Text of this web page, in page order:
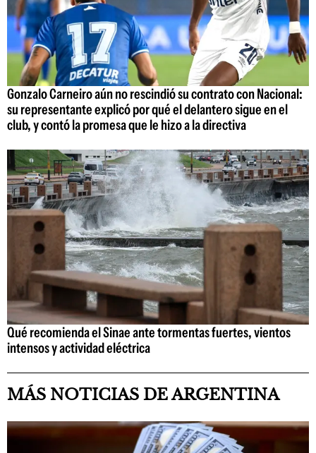
Gonzalo Carneiro aún no rescindió su contrato con Nacional:
su representante explicó por qué el delantero sigue en el
club, y contó la promesa que le hizo a la directiva
Qué recomienda el Sinae ante tormentas fuertes, vientos
intensos y actividad eléctrica
MÁS NOTICIAS DE ARGENTINA